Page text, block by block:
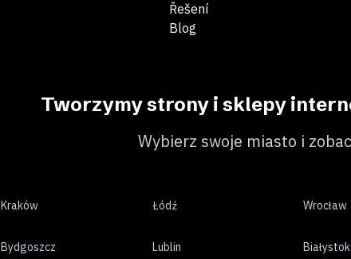
Řešení
Blog
Tworzymy strony i sklepy
Wybierz swoje miasto i
Kraków Łódź Wrocław
Bydgoszcz Lublin Białystok